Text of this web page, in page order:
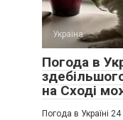
Україна
Погода в
на Сході
Погода в Україні